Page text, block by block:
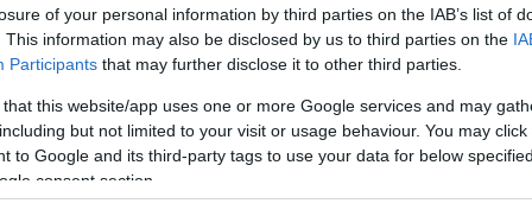
of your personal information by third parties on the IAB’s list of
This information may also be disclosed by us to third parties on the
Participants that may further disclose it to other third parties.
that this website/app uses one or more Google services and may
but not limited to your visit or usage behaviour. You may
to Google and its third-party tags to use your data for below
consent section.
kilométerszelvények közötti szakaszán
profilmarásáról, a szükséges
réteg beépítéséről.
és stabilizált padka épült, valamint sor
festésére is, továbbá a szikkasztóárkok